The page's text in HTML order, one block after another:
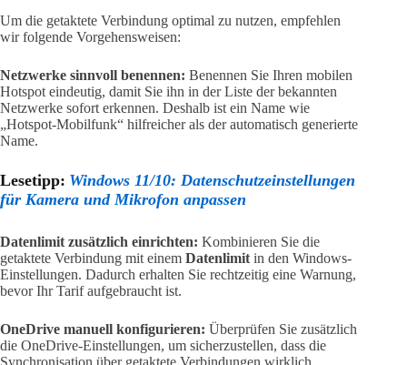
Um die getaktete Verbindung optimal zu nutzen, empfehlen
wir folgende Vorgehensweisen:
Netzwerke sinnvoll benennen: Benennen Sie Ihren mobilen
Hotspot eindeutig, damit Sie ihn in der Liste der bekannten
Netzwerke sofort erkennen. Deshalb ist ein Name wie
„Hotspot-Mobilfunk“ hilfreicher als der automatisch generierte
Name.
Lesetipp: Windows 11/10: Datenschutzeinstellungen
für Kamera und Mikrofon anpassen
Datenlimit zusätzlich einrichten: Kombinieren Sie die
getaktete Verbindung mit einem Datenlimitin den Windows-
Einstellungen. Dadurch erhalten Sie rechtzeitig eine Warnung,
bevor Ihr Tarif aufgebraucht ist.
OneDrive manuell konfigurieren: Überprüfen Sie zusätzlich
die OneDrive-Einstellungen, um sicherzustellen, dass die